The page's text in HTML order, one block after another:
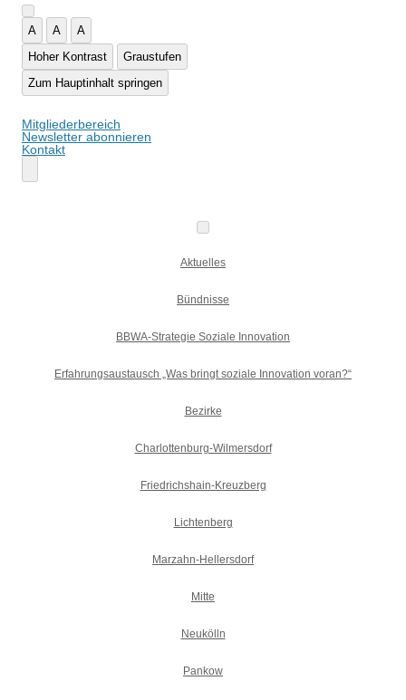
A A
A
Hoher Kontrast
Graustufen
Zum Hauptinhalt springen
Mitgliederbereich
Newsletter abonnieren
Kontakt
Aktuelles
Bündnisse
BBWA-Strategie Soziale Innovation
Erfahrungsaustausch „Was bringt soziale Innovation voran?“
Bezirke
Charlottenburg-Wilmersdorf
Friedrichshain-Kreuzberg
Lichtenberg
Marzahn-Hellersdorf
Mitte
Neukölln
Pankow